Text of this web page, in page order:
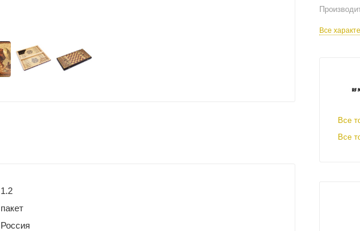
1.2
пакет
Россия
Все
Все
Все